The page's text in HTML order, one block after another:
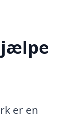
er en